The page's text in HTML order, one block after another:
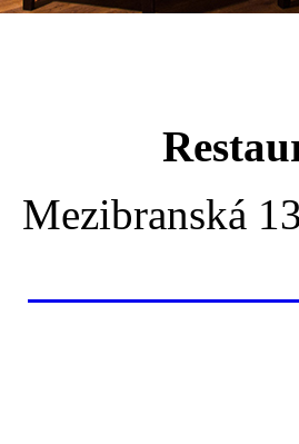
Mezibranská